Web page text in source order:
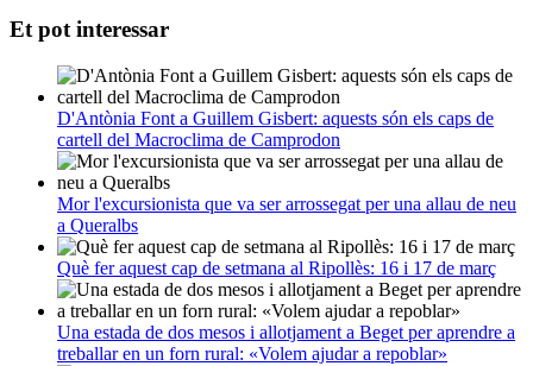
Et pot interessar
D'Antònia Font a Guillem Gisbert: aquests són els caps de
cartell del Macroclima de Camprodon
Mor l'excursionista que va ser arrossegat per una allau de neu
a Queralbs
Què fer aquest cap de setmana al Ripollès: 16 i 17 de març
Una estada de dos mesos i allotjament a Beget per aprendre a
treballar en un forn rural: «Volem ajudar a repoblar»